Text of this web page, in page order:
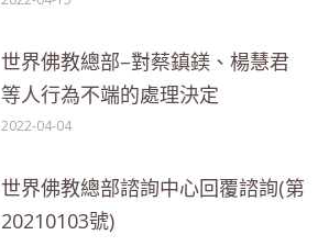
世界佛教總部–對蔡鎮鎂、楊慧君
等人行為不端的處理決定
2022-04-04
世界佛教總部諮詢中心回覆諮詢(第
20210103號)